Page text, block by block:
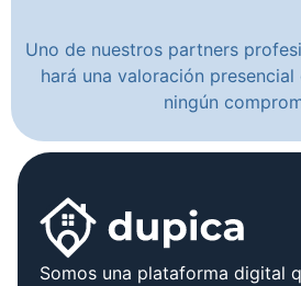
Uno de nuestros partners
hará una valoración
ningún
Somos una plataforma digital